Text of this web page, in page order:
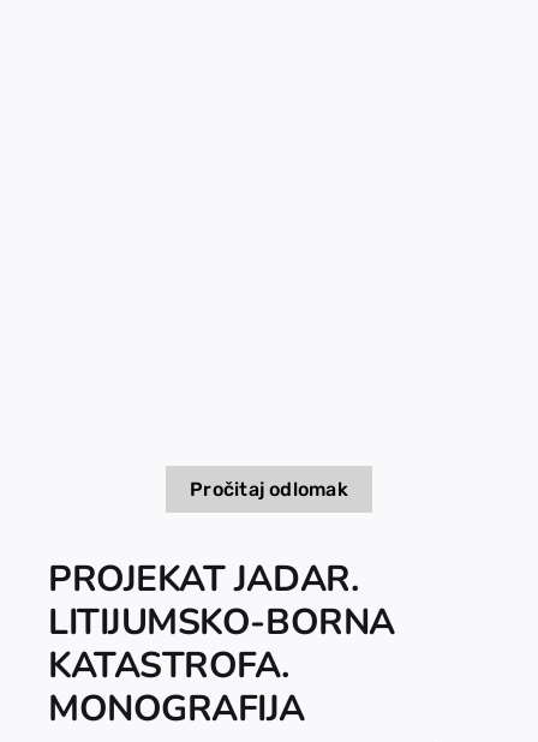
Pročitaj odlomak
PROJEKAT JADAR.
LITIJUMSKO-BORNA
KATASTROFA.
MONOGRAFIJA